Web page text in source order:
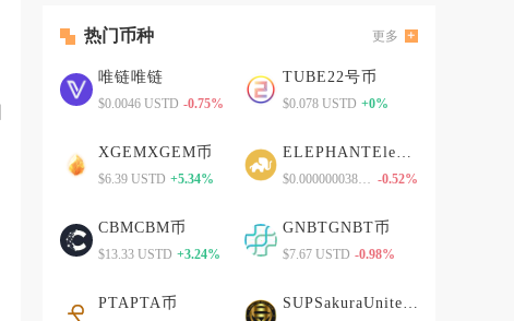
热门币种 更多
唯链唯链
$0.0046 USTD -0.75%
TUBE22号币
$0.078 USTD +0%
XGEMXGEM币
$6.39 USTD +5.34%
ELEPHANTElephant Money
$0.000000038 USTD -0.52%
CBMCBM币
$13.33 USTD +3.24%
GNBTGNBT币
$7.67 USTD -0.98%
PTAPTA币 SUPSakuraUnitedPlatform